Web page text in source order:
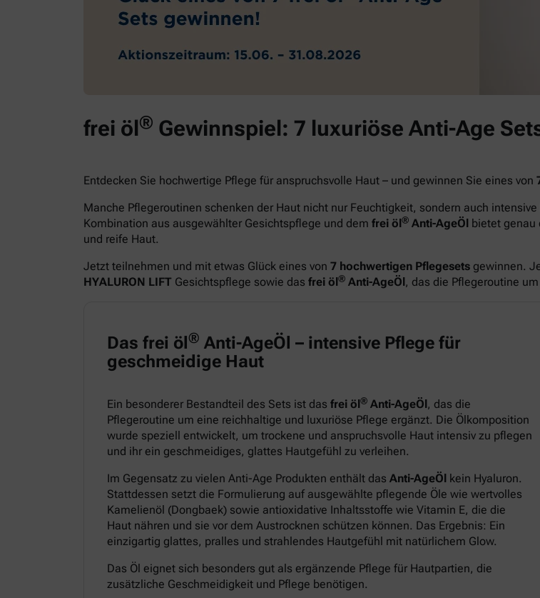
frei öl® Gewinnspiel: 7 luxuriöse Anti-Age
Entdecken Sie hochwertige Pflege für anspruchsvolle Haut – und gewinnen Sie eines von
Manche Pflegeroutinen schenken der Haut nicht nur Feuchtigkeit, sondern auch
Kombination aus ausgewählter Gesichtspflege und dem frei öl® Anti-AgeÖl bietet genau
und reife Haut.
Jetzt teilnehmen und mit etwas Glück eines von 7 hochwertigen Pflegesets gewinnen.
HYALURON LIFT Gesichtspflege sowie das frei öl® Anti-AgeÖl, das die Pflegeroutine
Das frei öl ® Anti-AgeÖl – intensive Pflege für
geschmeidige Haut
Ein besonderer Bestandteil des Sets ist das frei öl® Anti-AgeÖl, das die
Pflegeroutine um eine reichhaltige und luxuriöse Pflege ergänzt. Die Ölkomposition
wurde speziell entwickelt, um trockene und anspruchsvolle Haut intensiv zu pflegen
und ihr ein geschmeidiges, glattes Hautgefühl zu verleihen.
Im Gegensatz zu vielen Anti-Age Produkten enthält das Anti-AgeÖl kein Hyaluron.
Stattdessen setzt die Formulierung auf ausgewählte pflegende Öle wie wertvolles
Kamelienöl (Dongbaek) sowie antioxidative Inhaltsstoffe wie Vitamin E, die die
Haut nähren und sie vor dem Austrocknen schützen können. Das Ergebnis: Ein
einzigartig glattes, pralles und strahlendes Hautgefühl mit natürlichem Glow.
Das Öl eignet sich besonders gut als ergänzende Pflege für Hautpartien, die
zusätzliche Geschmeidigkeit und Pflege benötigen.